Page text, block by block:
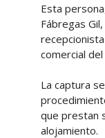
Esta
Fábregas
comercial
La captura
que prestan
alojamiento.